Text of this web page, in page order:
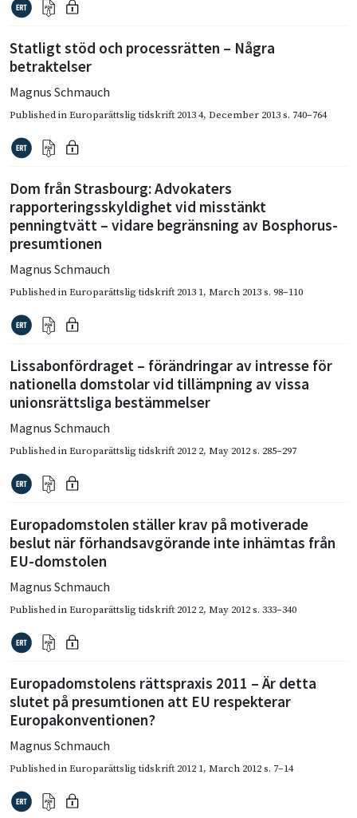
Statligt stöd och processrätten – Några
betraktelser
Magnus Schmauch
Published inEuroparättslig tidskrift 2013 4, December 2013s. 740–764
Dom från Strasbourg: Advokaters
rapporteringsskyldighet vid misstänkt
penningtvätt – vidare begränsning av Bosphorus-
presumtionen
Magnus Schmauch
Published inEuroparättslig tidskrift 2013 1, March 2013s. 98–110
Lissabonfördraget – förändringar av intresse för
nationella domstolar vid tillämpning av vissa
unionsrättsliga bestämmelser
Magnus Schmauch
Published inEuroparättslig tidskrift 2012 2, May 2012s. 285–297
Europadomstolen ställer krav på motiverade
beslut när förhandsavgörande inte inhämtas från
EU-domstolen
Magnus Schmauch
Published inEuroparättslig tidskrift 2012 2, May 2012s. 333–340
Europadomstolens rättspraxis 2011 – Är detta
slutet på presumtionen att EU respekterar
Europakonventionen?
Magnus Schmauch
Published inEuroparättslig tidskrift 2012 1, March 2012s. 7–14